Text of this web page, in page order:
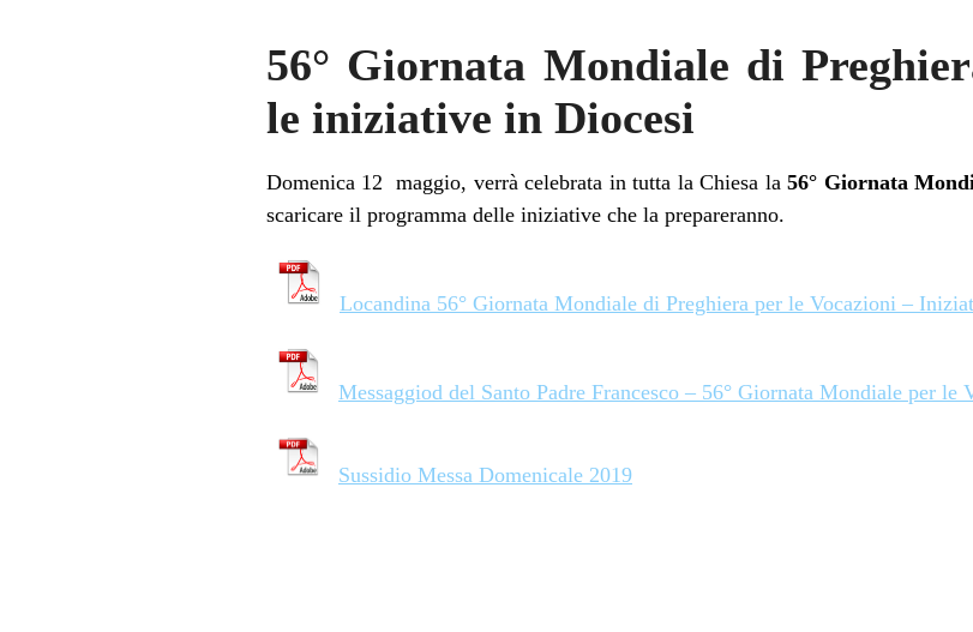
56° Giornata Mondiale di
le iniziative in Diocesi
Domenica 12 maggio, verrà celebrata in tutta la Chiesa la56° Giornata
scaricare il programma delle iniziative che la prepareranno.
Locandina 56° Giornata Mondiale di Preghiera per le Vocazioni –
Messaggiod del Santo Padre Francesco – 56° Giornata Mondiale per le
Sussidio Messa Domenicale 2019